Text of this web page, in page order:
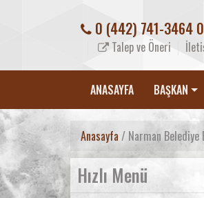
0 (442) 741-3464
Talep ve Öneri
ANASAYFA BAŞKAN
Anasayfa / Narman Belediye
Hızlı Menü